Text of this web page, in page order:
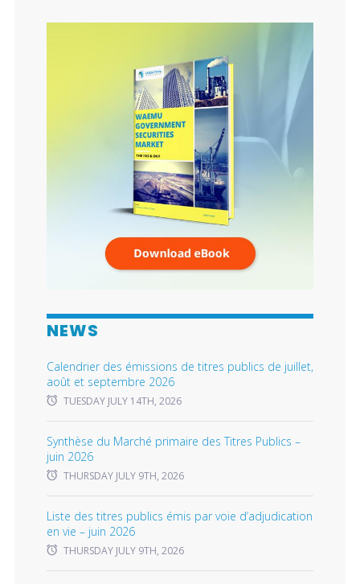
NEWS
Calendrier des émissions de titres publics de juillet,
août et septembre 2026
TUESDAY JULY 14TH, 2026
Synthèse du Marché primaire des Titres Publics –
juin 2026
THURSDAY JULY 9TH, 2026
Liste des titres publics émis par voie d’adjudication
en vie – juin 2026
THURSDAY JULY 9TH, 2026